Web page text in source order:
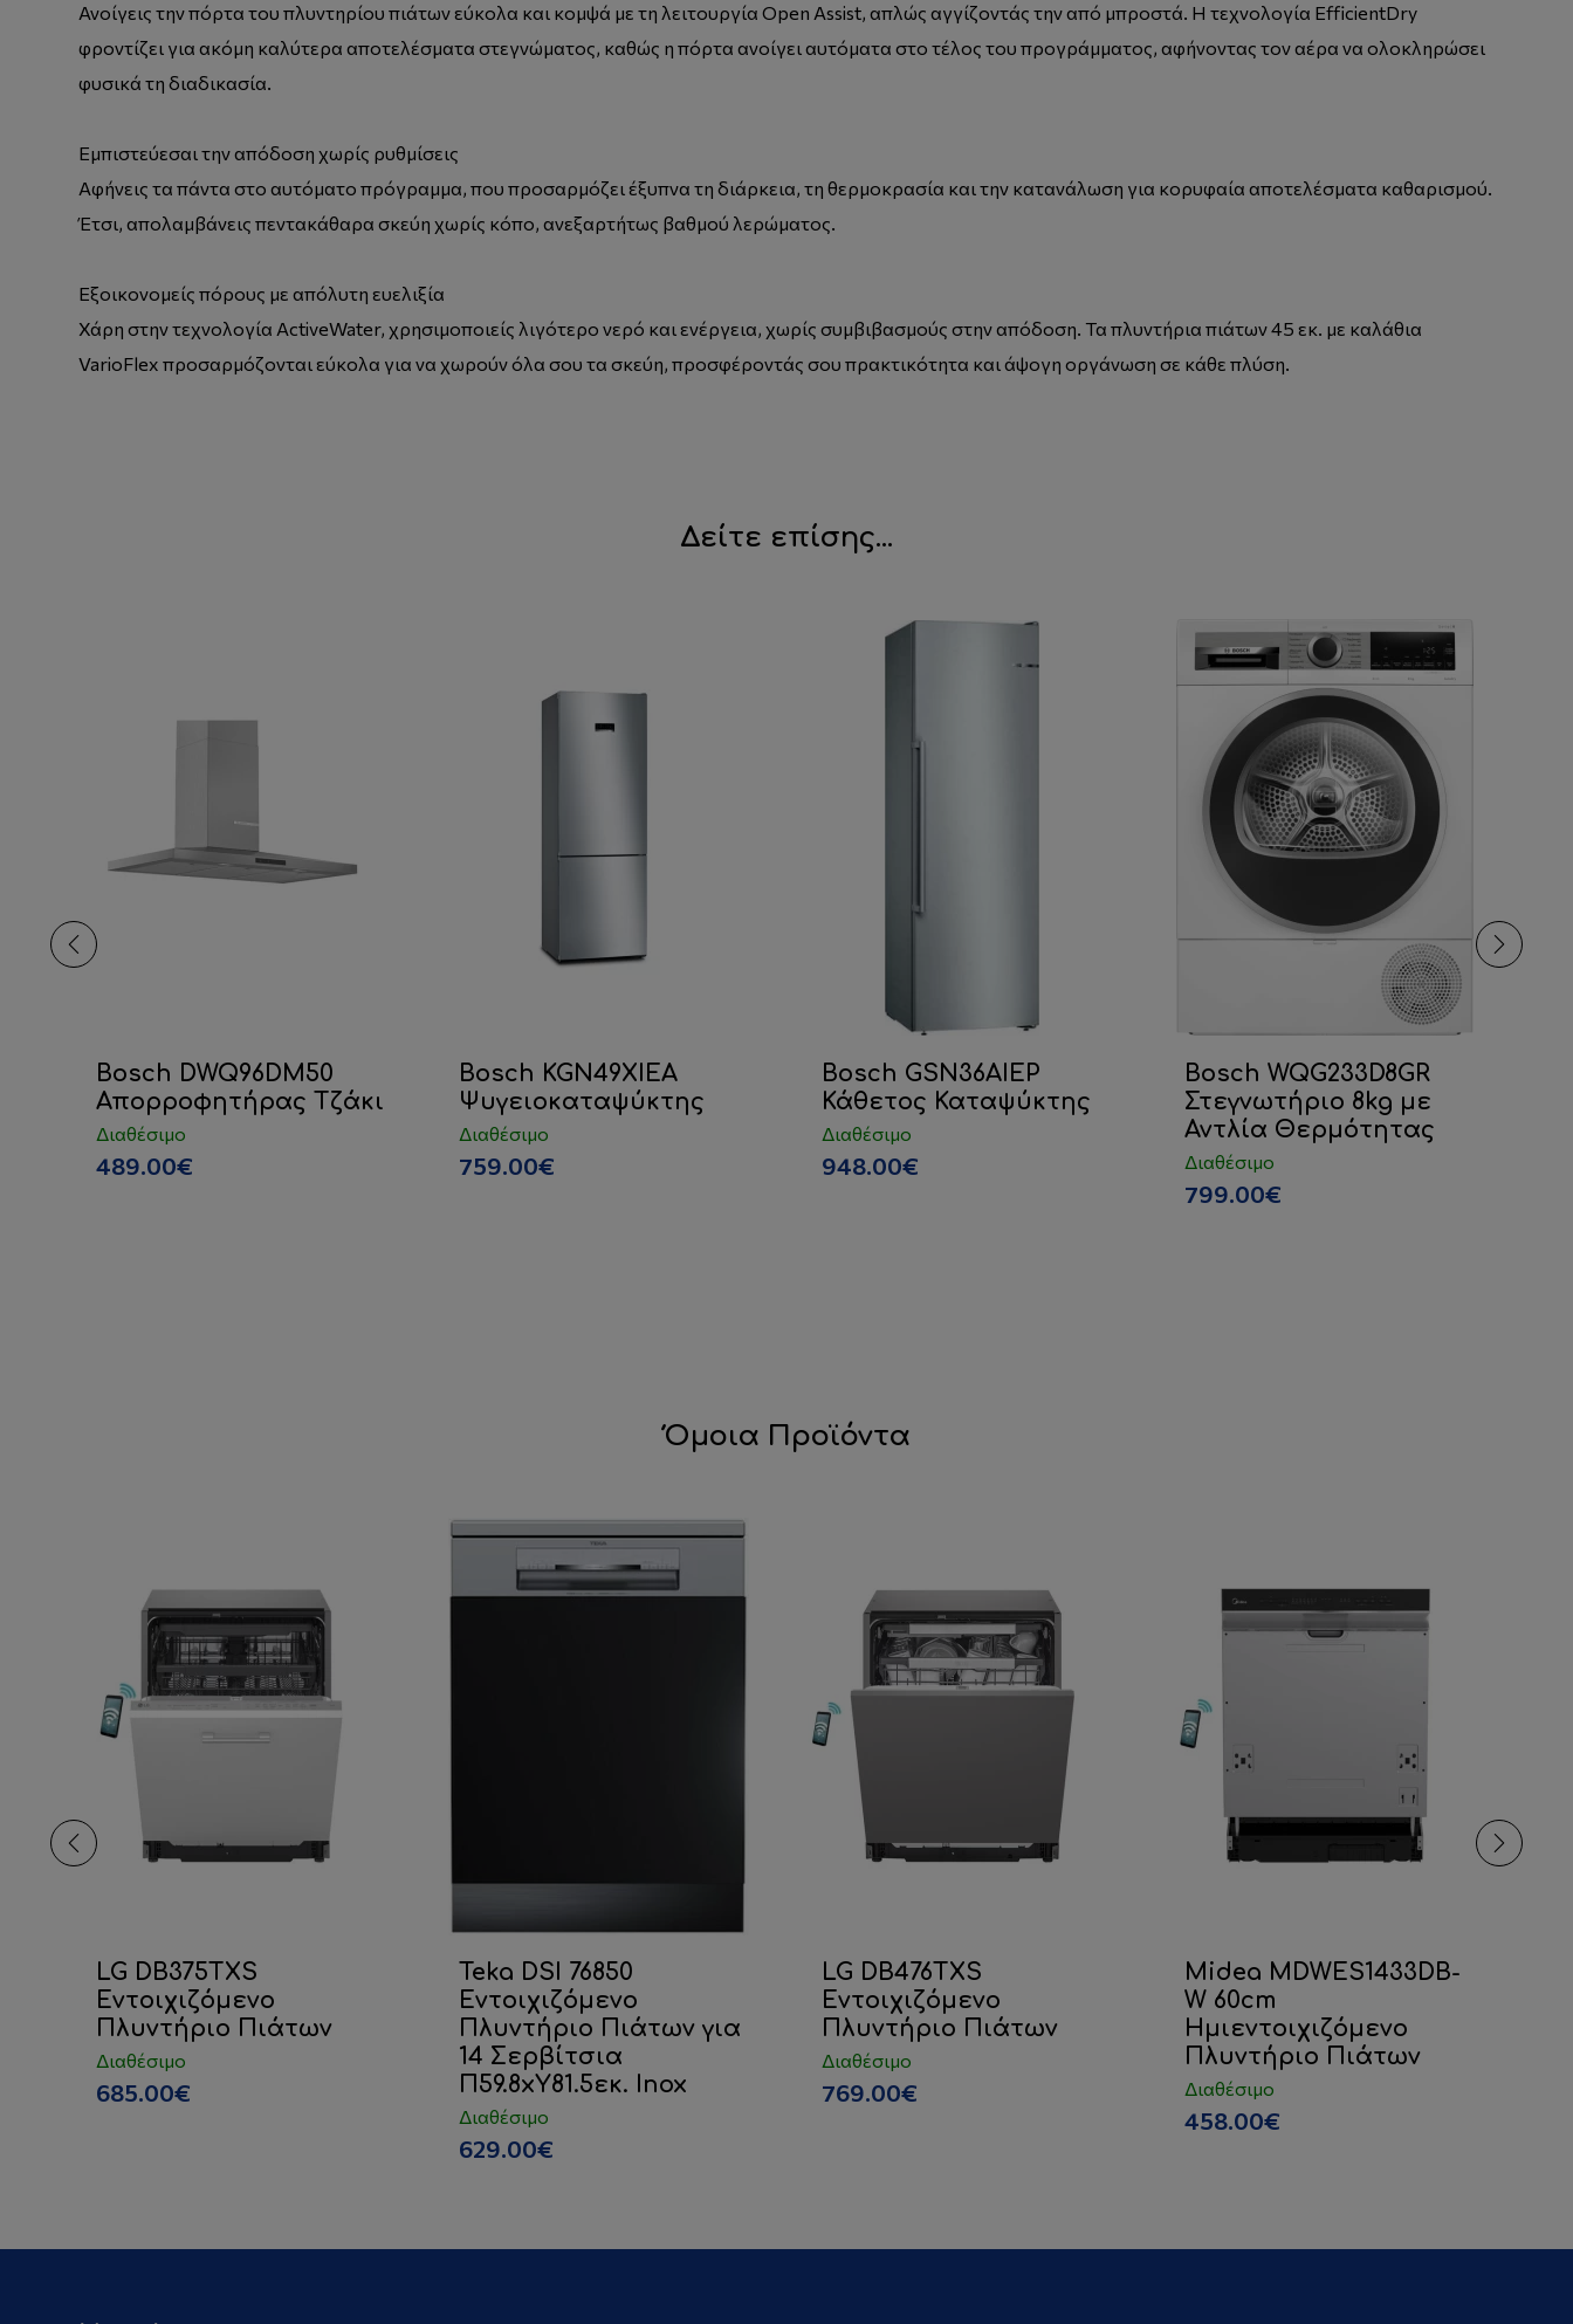
Ανοίγεις την πόρτα του πλυντηρίου πιάτων εύκολα και κομψά με τη λειτουργία Open Assist, απλώς αγγίζοντάς την από μπροστά. Η τεχνολογία EfficientDry
φροντίζει για ακόμη καλύτερα αποτελέσματα στεγνώματος, καθώς η πόρτα ανοίγει αυτόματα στο τέλος του προγράμματος, αφήνοντας τον αέρα να ολοκληρώσει
φυσικά τη διαδικασία.
Εμπιστεύεσαι την απόδοση χωρίς ρυθμίσεις
Αφήνεις τα πάντα στο αυτόματο πρόγραμμα, που προσαρμόζει έξυπνα τη διάρκεια, τη θερμοκρασία και την κατανάλωση για κορυφαία αποτελέσματα καθαρισμού.
Έτσι, απολαμβάνεις πεντακάθαρα σκεύη χωρίς κόπο, ανεξαρτήτως βαθμού λερώματος.
Εξοικονομείς πόρους με απόλυτη ευελιξία
Χάρη στην τεχνολογία ActiveWater, χρησιμοποιείς λιγότερο νερό και ενέργεια, χωρίς συμβιβασμούς στην απόδοση. Τα πλυντήρια πιάτων 45 εκ. με καλάθια
VarioFlex προσαρμόζονται εύκολα για να χωρούν όλα σου τα σκεύη, προσφέροντάς σου πρακτικότητα και άψογη οργάνωση σε κάθε πλύση.
Δείτε επίσης...
Bosch DWQ96DM50
Απορροφητήρας Τζάκι
Διαθέσιμο
489.00€
Bosch KGN49XIEA
Ψυγειοκαταψύκτης
Διαθέσιμο
759.00€
Bosch GSN36AIEP
Κάθετος Καταψύκτης
Διαθέσιμο
948.00€
Bosch WQG233D8GR
Στεγνωτήριο 8kg με
Αντλία Θερμότητας
Διαθέσιμο
799.00€
Όμοια Προϊόντα
LG DB375TXS
Εντοιχιζόμενο
Πλυντήριο Πιάτων
Διαθέσιμο
685.00€
Teka DSI 76850
Εντοιχιζόμενο
Πλυντήριο Πιάτων για
14 Σερβίτσια
Π59.8xY81.5εκ. Inox
Διαθέσιμο
629.00€
LG DB476TXS
Εντοιχιζόμενο
Πλυντήριο Πιάτων
Διαθέσιμο
769.00€
Midea MDWES1433DB-
W 60cm
Ημιεντοιχιζόμενο
Πλυντήριο Πιάτων
Διαθέσιμο
458.00€